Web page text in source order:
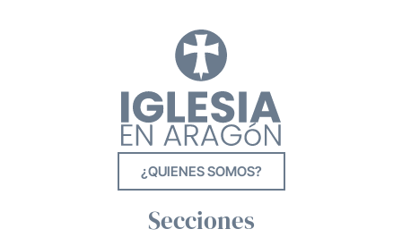
¿QUIENES SOMOS?
Secciones